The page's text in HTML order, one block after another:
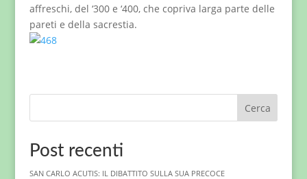
affreschi, del ‘300 e ‘400, che copriva larga parte delle
pareti e della sacrestia.
Cerca
Post recenti
SAN CARLO ACUTIS: IL DIBATTITO SULLA SUA PRECOCE